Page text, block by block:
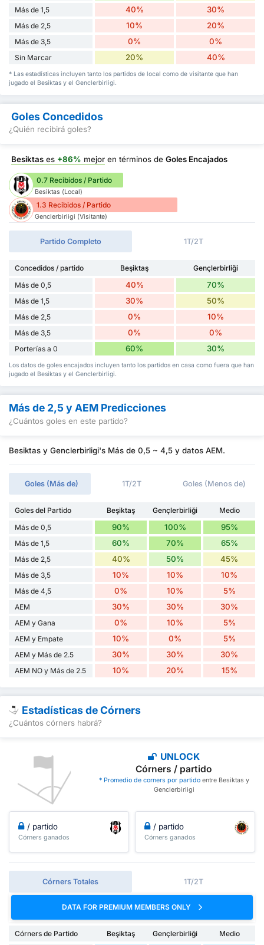
Más de 1,5 40% 30%
Más de 2,5 10% 20%
Más de 3,5 0% 0%
Sin Marcar 20% 40%
* Las estadísticas incluyen tanto los partidos de local como de visitante que han
jugado el Besiktas y el Genclerbirligi.
Goles Concedidos
¿Quién recibirá goles?
Besiktas es +86% mejor en términos de Goles Encajados
0.7 Recibidos / Partido
Besiktas (Local)
1.3 Recibidos / Partido
Genclerbirligi (Visitante)
Partido Completo 1T/2T
Concedidos / partido Beşiktaş
Gençlerbirliği
Más de 0,5
40% 70%
Más de 1,5 30% 50%
Más de 2,5 0% 10%
Más de 3,5 0% 0%
Porterías a 0 60% 30%
Los datos de goles encajados incluyen tanto los partidos en casa como fuera que han
jugado el Besiktas y el Genclerbirligi.
Más de 2,5 y AEM Predicciones
¿Cuántos goles en este partido?
Besiktas y Genclerbirligi's Más de 0,5 ~ 4,5 y datos AEM.
Goles (Más de) 1T/2T Goles (Menos de)
Goles del Partido Beşiktaş Gençlerbirliği
Medio
Más de 0,5
90% 100% 95%
Más de 1,5 60% 70% 65%
Más de 2,5 40% 50% 45%
Más de 3,5 10% 10% 10%
Más de 4,5 0% 10% 5%
AEM 30% 30% 30%
AEM y Gana 0% 10% 5%
AEM y Empate 10% 0% 5%
AEM y Más de 2.5 30% 30% 30%
AEM NO y Más de 2.5 10% 20% 15%
Estadísticas de Córners
¿Cuántos córners habrá?
UNLOCK
Córners / partido
* Promedio de corners por partidoentre Besiktas y
Genclerbirligi
/ partido
Córners ganados
/ partido
Córners ganados
Córners Totales 1T/2T
DATA FOR PREMIUM MEMBERS ONLY
Córners de Partido Beşiktaş Gençlerbirliği
Medio